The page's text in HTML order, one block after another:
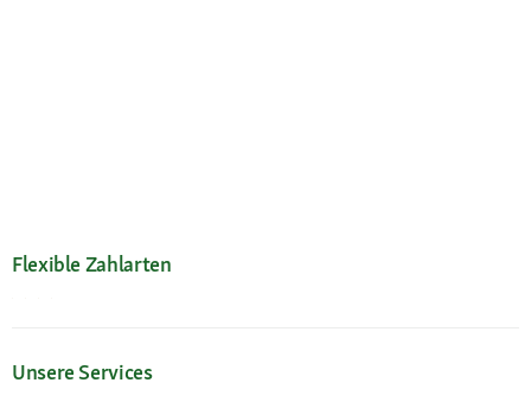
Flexible Zahlarten
Unsere Services